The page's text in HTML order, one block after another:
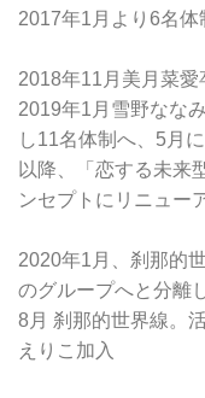
2017年1月より6名体
2018年11月美月菜愛
2019年1月雪野なな
し11名体制へ、5月
以降、「恋する未来
ンセプトにリニュー
2020年1月、刹那的
のグループへと分離
8月 刹那的世界線。
えりこ加入